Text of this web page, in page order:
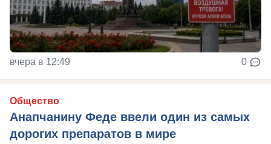
вчера в 12:49 0
Общество
Анапчанину Феде ввели один из самых
дорогих препаратов в мире